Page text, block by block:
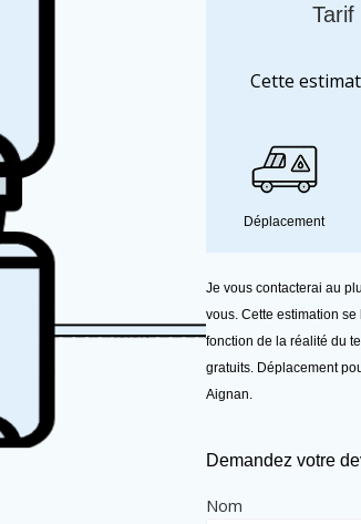
Cette
Déplacement
Je vous contacterai au
vous. Cette estimation
fonction de la réalité du
gratuits. Déplacement
Aignan.
Demandez votre
Nom